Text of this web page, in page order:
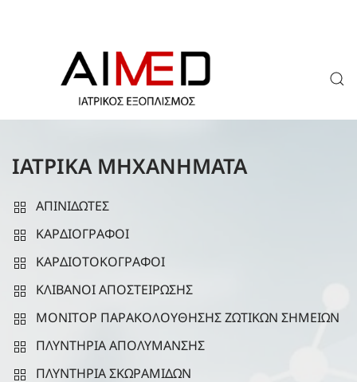
ΙΑΤΡΙΚΑ ΜΗΧΑΝΗΜΑΤΑ
ΑΠΙΝΙΔΩΤΕΣ
ΚΑΡΔΙΟΓΡΑΦΟΙ
ΚΑΡΔΙΟΤΟΚΟΓΡΑΦΟΙ
ΚΛΙΒΑΝΟΙ ΑΠΟΣΤΕΙΡΩΣΗΣ
ΜΟΝΙΤΟΡ ΠΑΡΑΚΟΛΟΥΘΗΣΗΣ ΖΩΤΙΚΩΝ ΣΗΜΕΙΩΝ
ΠΛΥΝΤΗΡΙΑ ΑΠΟΛΥΜΑΝΣΗΣ
ΠΛΥΝΤΗΡΙΑ ΣΚΩΡΑΜΙΔΩΝ